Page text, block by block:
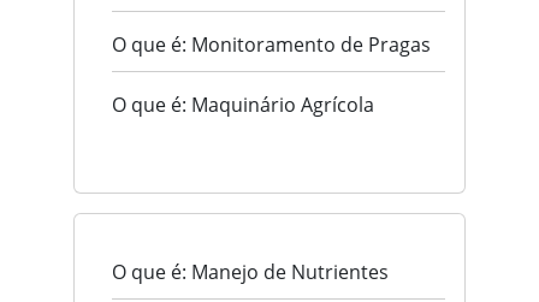
O que é: Monitoramento de Pragas
O que é: Maquinário Agrícola
O que é: Manejo de Nutrientes